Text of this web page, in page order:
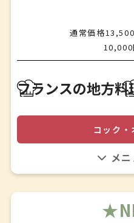
通常価格
10,000
アミューズ
✤
✤
✤
魚料理
フランスの地方料
コック・
料理内容につきましては、